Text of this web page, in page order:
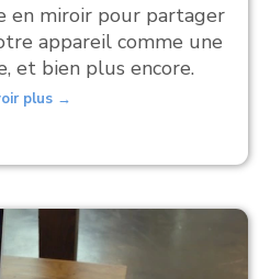
en miroir pour partager
appareil comme une
et bien plus encore.
plus →